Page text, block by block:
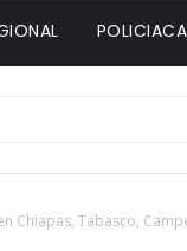
POLICIACA
Chiapas, Tabasco,